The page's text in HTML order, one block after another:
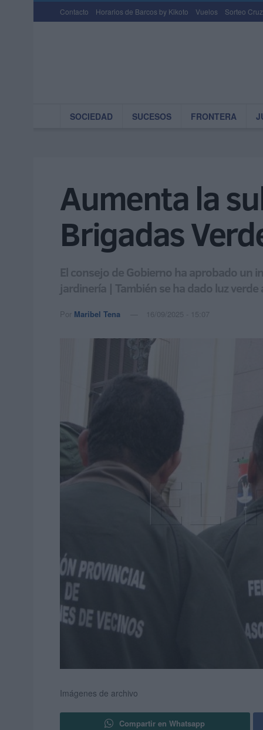
Contacto Horarios de Barcos by Kikoto Vuelos Sorteo
SOCIEDAD SUCESOS FRONTERA
Aumenta la
Brigadas
El consejo de Gobierno ha aprobado un
jardinería | También se ha dado luz
Por Maribel Tena 16/09/2025 - 15:07
Imágenes de archivo
Compartir en Whatsapp